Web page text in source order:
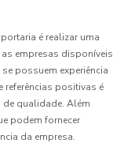
é realizar uma
empresas disponíveis
possuem experiência
positivas é
de qualidade. Além
podem fornecer
da empresa.